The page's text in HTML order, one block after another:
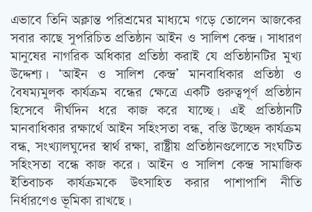
এভাবে তিনি অক্লান্ত পরিশ্রমের মাধ্যমে গড়ে তোলেন আজকের
সবার কাছে সুপরিচিত প্রতিষ্ঠান আইন ও সালিশ কেন্দ্র। সাধারণ
মানুষের নাগরিক অধিকার প্রতিষ্ঠা করাই যে প্রতিষ্ঠানটির মুখ্য
উদ্দেশ্য। ‘আইন ও সালিশ কেন্দ্র’ মানবাধিকার প্রতিষ্ঠা ও
বৈষম্যমুলক কার্যক্রম বন্ধের ক্ষেত্রে একটি গুরুত্বপূর্ণ প্রতিষ্ঠান
হিসেবে দীর্ঘদিন ধরে কাজ করে যাচ্ছে। এই প্রতিষ্ঠানটি
মানবাধিকার রক্ষার্থে আইন সহিংসতা বন্ধ, বস্তি উচ্ছেদ কার্যক্রম
বন্ধ, সংখ্যালঘুদের স্বার্থ রক্ষা, রাষ্ট্রীয় প্রতিষ্ঠানগুলোতে সংঘটিত
সহিংসতা বন্ধে কাজ করে। আইন ও সালিশ কেন্দ্র সামাজিক
ইতিবাচক কার্যক্রমকে উৎসাহিত করার পাশাপাশি নীতি
নির্ধারণেও ভূমিকা রাখছে।